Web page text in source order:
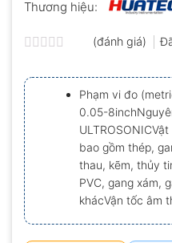
Thương hiệu:
xếp
hạng
0.0
5
sao
(đánh giá)
Phạm vi đo
0.05-
bao gồm thép,
thau, kẽm, thủy
PVC, gang xám,
khácVận tốc âm